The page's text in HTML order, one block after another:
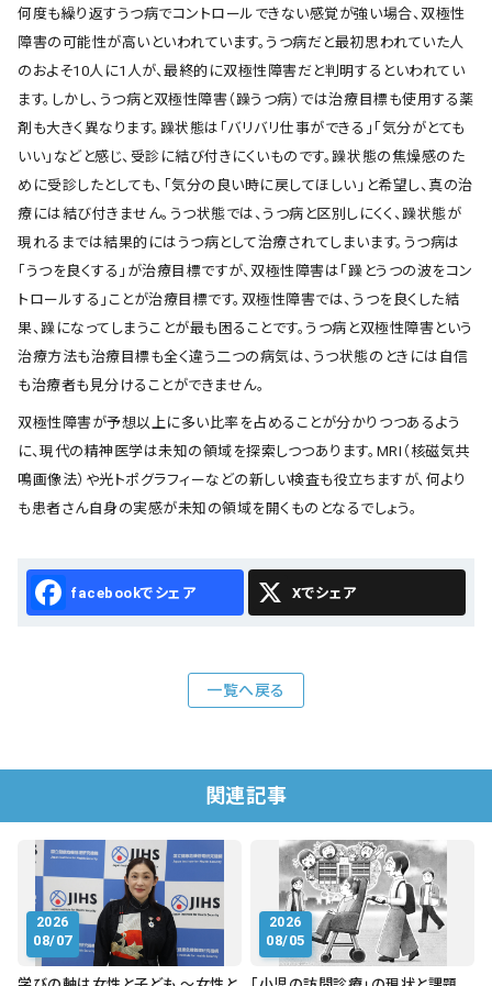
何度も繰り返すうつ病でコントロールできない感覚が強い場合、双極性
障害の可能性が高いといわれています。うつ病だと最初思われていた人
のおよそ10人に1人が、最終的に双極性障害だと判明するといわれてい
ます。しかし、うつ病と双極性障害（躁うつ病）では治療目標も使用する薬
剤も大きく異なります。躁状態は「バリバリ仕事ができる」「気分がとても
いい」などと感じ、受診に結び付きにくいものです。躁状態の焦燥感のた
めに受診したとしても、「気分の良い時に戻してほしい」と希望し、真の治
療には結び付きません。うつ状態では、うつ病と区別しにくく、躁状態が
現れるまでは結果的にはうつ病として治療されてしまいます。うつ病は
「うつを良くする」が治療目標ですが、双極性障害は「躁とうつの波をコン
トロールする」ことが治療目標です。双極性障害では、うつを良くした結
果、躁になってしまうことが最も困ることです。うつ病と双極性障害という
治療方法も治療目標も全く違う二つの病気は、うつ状態のときには自信
も治療者も見分けることができません。
双極性障害が予想以上に多い比率を占めることが分かりつつあるよう
に、現代の精神医学は未知の領域を探索しつつあります。MRI（核磁気共
鳴画像法）や光トポグラフィーなどの新しい検査も役立ちますが、何より
も患者さん自身の実感が未知の領域を開くものとなるでしょう。
Facebook X
一覧へ戻る
関連記事
2026
08/07
2026
08/05